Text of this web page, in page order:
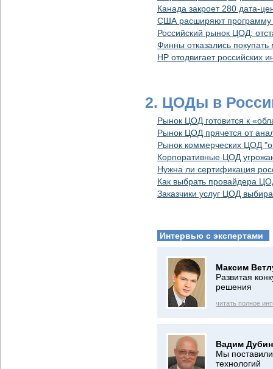
Канада закроет 280 дата-
США расширяют программу
Российский рынок ЦОД:
Финны отказались
HP отодвигает российских
2. ЦОДы в
Рынок ЦОД готовится к
Рынок ЦОД прячется от
Рынок коммерческих ЦОД
Корпоративные ЦОД
Нужна ли сертификация
Как выбрать провайдера
Заказчики услуг ЦОД
Интервью с экспертами
Максим
Развитая
решения
читать полное
Вадим
Мы поставили
технологий